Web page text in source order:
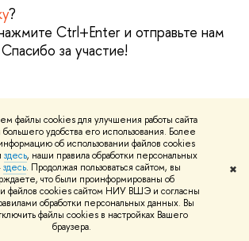
файлы cookies для улучшения работы сайта
удобства его использования. Более
об использовании файлов cookies
здесь, наши правила обработки персональных
здесь. Продолжая пользоваться сайтом, вы
что были проинформированы об
файлов cookies сайтом НИУ ВШЭ и согласны
обработки персональных данных. Вы
файлы cookies в настройках Вашего
браузера.
✖
?
Ctrl+Enter и отправьте нам
за участие!
в НИУ ВШЭ